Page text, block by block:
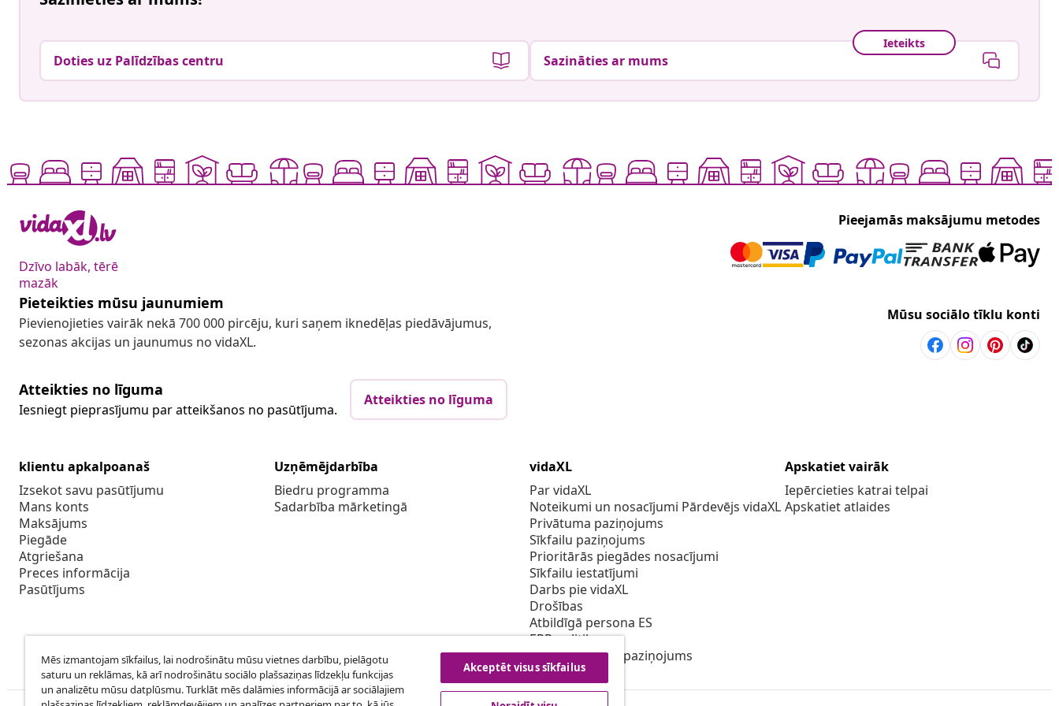
Doties uz Palīdzības centru
Ieteikts
Sazināties ar mums
Dzīvo labāk, tērē
mazāk
Pieejamās maksājumu metodes
Pieteikties mūsu jaunumiem
Pievienojieties vairāk nekā 700 000 pircēju, kuri saņem iknedēļas piedāvājumus,
sezonas akcijas un jaunumus no vidaXL.
Mūsu sociālo tīklu konti
Atteikties no līguma
Iesniegt pieprasījumu par atteikšanos no pasūtījuma.
Atteikties no līguma
klientu apkalpoanaš
Izsekot savu pasūtījumu
Mans konts
Maksājums
Piegāde
Atgriešana
Preces informācija
Pasūtījums
Uzņēmējdarbība
Biedru programma
Sadarbība mārketingā
vidaXL
Par vidaXL
Noteikumi un nosacījumi Pārdevējs vidaXL
Privātuma paziņojums
Sīkfailu paziņojums
Prioritārās piegādes nosacījumi
Sīkfailu iestatījumi
Darbs pie vidaXL
Drošības
Atbildīgā persona ES
EPR politiku
Piekļūstamības paziņojums
Apskatiet vairāk
Iepērcieties katrai telpai
Apskatiet atlaides
Mēs izmantojam sīkfailus, lai nodrošinātu mūsu vietnes darbību, pielāgotu
saturu un reklāmas, kā arī nodrošinātu sociālo plašsaziņas līdzekļu funkcijas
un analizētu mūsu datplūsmu. Turklāt mēs dalāmies informācijā ar sociālajiem
Akceptēt visus sīkfailus